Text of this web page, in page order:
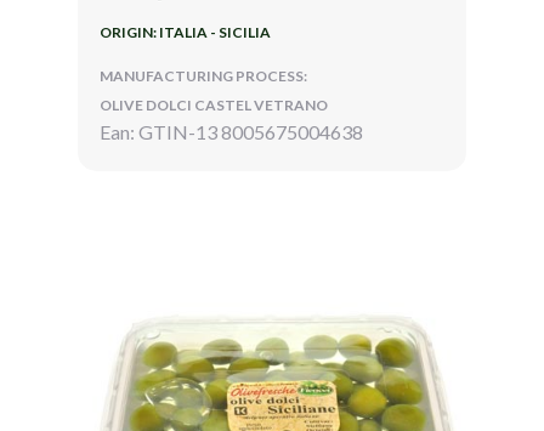
ORIGIN: ITALIA - SICILIA
MANUFACTURING PROCESS:
OLIVE DOLCI CASTEL VETRANO
Ean: GTIN-13 8005675004638